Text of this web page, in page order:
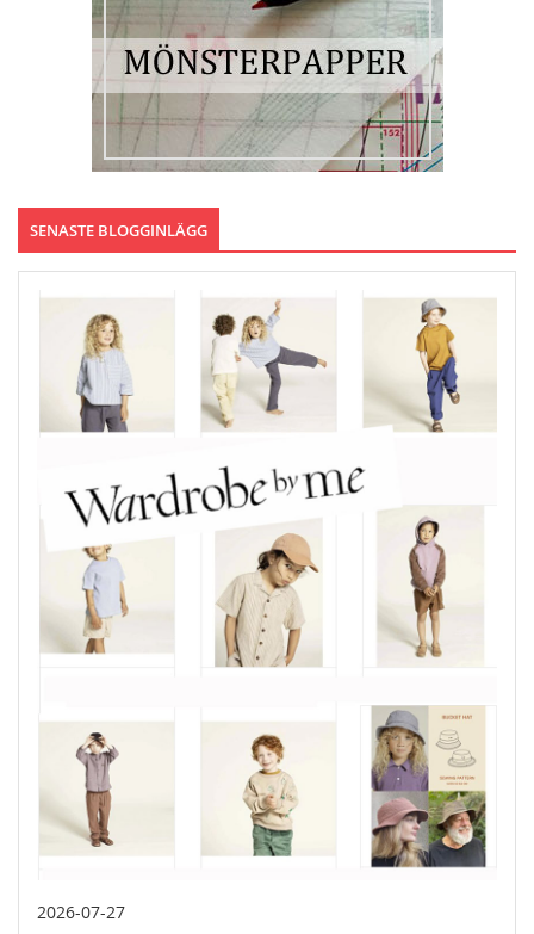
SENASTE BLOGGINLÄGG
2026-07-27